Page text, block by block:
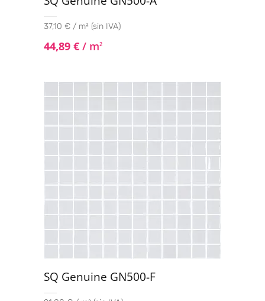
37,10 € / m² (sin IVA)
44,89 € / m2
SQ Genuine GN500-F